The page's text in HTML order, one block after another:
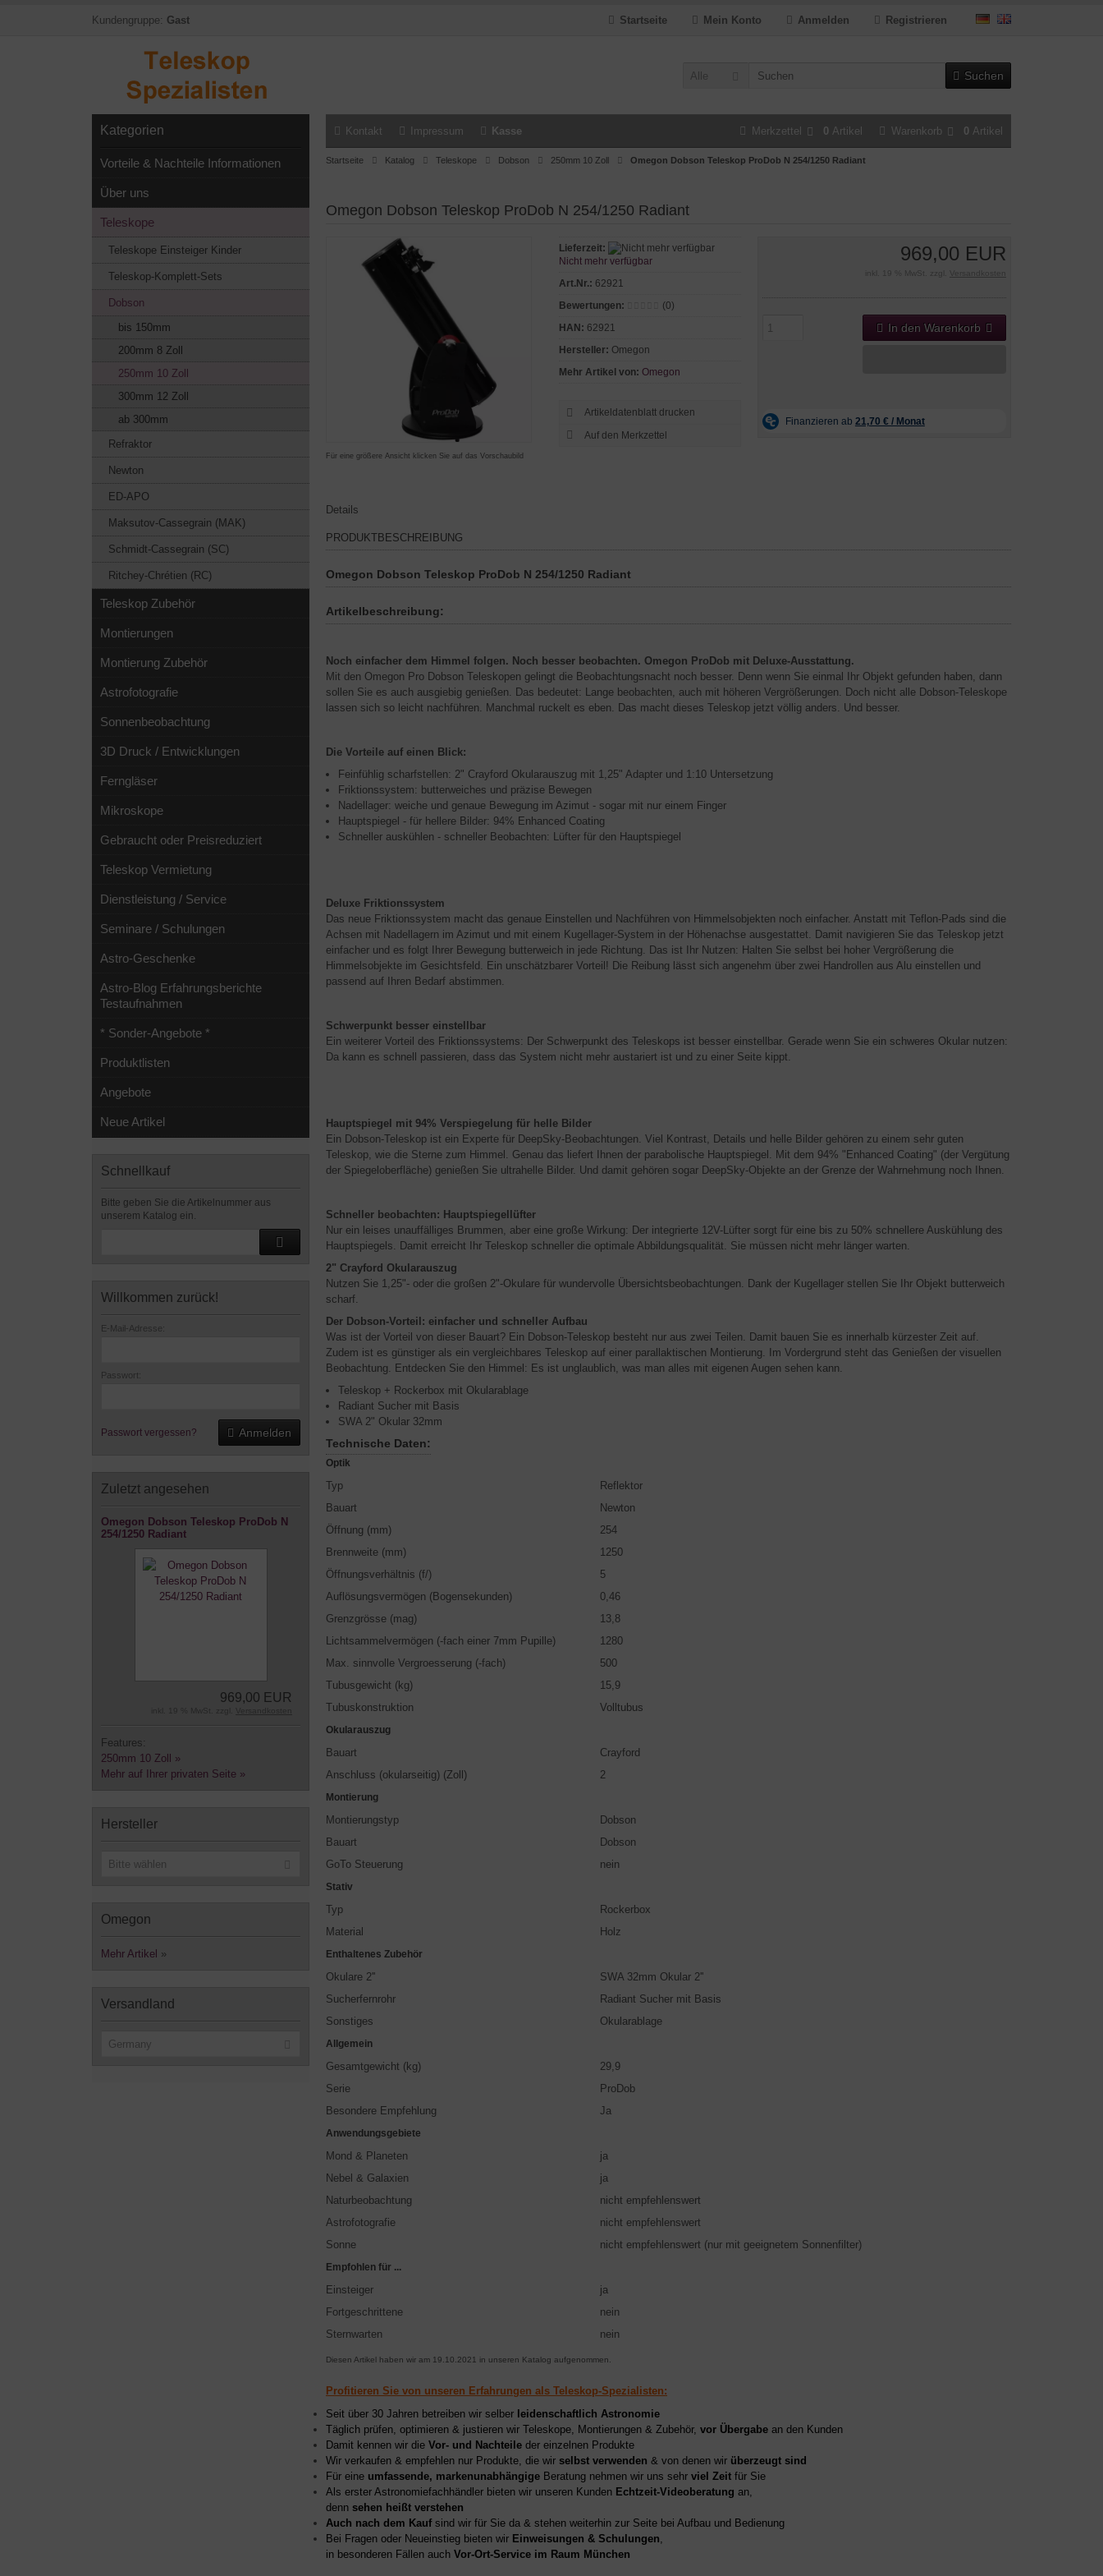
Kundengruppe: Gast Registrieren
Anmelden
Mein Konto
Startseite
Alle Suchen
Kontakt Impressum Kasse Warenkorb 0 Artikel
Merkzettel 0 Artikel
Startseite Katalog Teleskope Dobson 250mm 10 Zoll Omegon Dobson Teleskop ProDob N 254/1250 Radiant
Omegon Dobson Teleskop ProDob N 254/1250 Radiant
Für eine größere Ansicht klicken Sie auf das Vorschaubild
969,00 EUR
inkl. 19 % MwSt. zzgl. Versandkosten
In den Warenkorb
Lieferzeit:
Nicht mehr verfügbar
Art.Nr.: 62921
Bewertungen:
(0)
HAN: 62921
Hersteller: Omegon
Mehr Artikel von: Omegon
Artikeldatenblatt drucken
Details
PRODUKTBESCHREIBUNG
Omegon Dobson Teleskop ProDob N 254/1250 Radiant
Artikelbeschreibung:
Noch einfacher dem Himmel folgen. Noch besser beobachten. Omegon ProDob mit Deluxe-Ausstattung.
Mit den Omegon Pro Dobson Teleskopen gelingt die Beobachtungsnacht noch besser. Denn wenn Sie einmal Ihr Objekt gefunden haben, dann
sollen Sie es auch ausgiebig genießen. Das bedeutet: Lange beobachten, auch mit höheren Vergrößerungen. Doch nicht alle Dobson-Teleskope
lassen sich so leicht nachführen. Manchmal ruckelt es eben. Das macht dieses Teleskop jetzt völlig anders. Und besser.
Die Vorteile auf einen Blick:
Feinfühlig scharfstellen: 2" Crayford Okularauszug mit 1,25" Adapter und 1:10 Untersetzung
Friktionssystem: butterweiches und präzise Bewegen
Nadellager: weiche und genaue Bewegung im Azimut - sogar mit nur einem Finger
Hauptspiegel - für hellere Bilder: 94% Enhanced Coating
Schneller auskühlen - schneller Beobachten: Lüfter für den Hauptspiegel
Deluxe Friktionssystem
Das neue Friktionssystem macht das genaue Einstellen und Nachführen von Himmelsobjekten noch einfacher. Anstatt mit Teflon-Pads sind die
Achsen mit Nadellagern im Azimut und mit einem Kugellager-System in der Höhenachse ausgestattet. Damit navigieren Sie das Teleskop jetzt
einfacher und es folgt Ihrer Bewegung butterweich in jede Richtung. Das ist Ihr Nutzen: Halten Sie selbst bei hoher Vergrößerung die
Himmelsobjekte im Gesichtsfeld. Ein unschätzbarer Vorteil! Die Reibung lässt sich angenehm über zwei Handrollen aus Alu einstellen und
passend auf Ihren Bedarf abstimmen.
Schwerpunkt besser einstellbar
Ein weiterer Vorteil des Friktionssystems: Der Schwerpunkt des Teleskops ist besser einstellbar. Gerade wenn Sie ein schweres Okular nutzen:
Da kann es schnell passieren, dass das System nicht mehr austariert ist und zu einer Seite kippt.
Hauptspiegel mit 94% Verspiegelung für helle Bilder
Ein Dobson-Teleskop ist ein Experte für DeepSky-Beobachtungen. Viel Kontrast, Details und helle Bilder gehören zu einem sehr guten
Teleskop, wie die Sterne zum Himmel. Genau das liefert Ihnen der parabolische Hauptspiegel. Mit dem 94% "Enhanced Coating" (der Vergütung
der Spiegeloberfläche) genießen Sie ultrahelle Bilder. Und damit gehören sogar DeepSky-Objekte an der Grenze der Wahrnehmung noch Ihnen.
Schneller beobachten: Hauptspiegellüfter
Nur ein leises unauffälliges Brummen, aber eine große Wirkung: Der integrierte 12V-Lüfter sorgt für eine bis zu 50% schnellere Auskühlung des
Hauptspiegels. Damit erreicht Ihr Teleskop schneller die optimale Abbildungsqualität. Sie müssen nicht mehr länger warten.
2" Crayford Okularauszug
Nutzen Sie 1,25"- oder die großen 2"-Okulare für wundervolle Übersichtsbeobachtungen. Dank der Kugellager stellen Sie Ihr Objekt butterweich
scharf.
Der Dobson-Vorteil: einfacher und schneller Aufbau
Was ist der Vorteil von dieser Bauart? Ein Dobson-Teleskop besteht nur aus zwei Teilen. Damit bauen Sie es innerhalb kürzester Zeit auf.
Zudem ist es günstiger als ein vergleichbares Teleskop auf einer parallaktischen Montierung. Im Vordergrund steht das Genießen der visuellen
Beobachtung. Entdecken Sie den Himmel: Es ist unglaublich, was man alles mit eigenen Augen sehen kann.
Teleskop + Rockerbox mit Okularablage
Radiant Sucher mit Basis
SWA 2" Okular 32mm
Technische Daten:
Optik
Typ
Reflektor
Bauart
Newton
Öffnung (mm)
254
Brennweite (mm)
1250
Öffnungsverhältnis (f/)
5
Auflösungsvermögen (Bogensekunden)
0,46
Grenzgrösse (mag)
13,8
Lichtsammelvermögen (-fach einer 7mm Pupille)
1280
Max. sinnvolle Vergroesserung (-fach)
500
Tubusgewicht (kg)
15,9
Tubuskonstruktion
Volltubus
Okularauszug
Bauart
Crayford
Anschluss (okularseitig) (Zoll)
2
Montierung
Montierungstyp
Dobson
Bauart
Dobson
GoTo Steuerung
nein
Stativ
Typ
Rockerbox
Material
Holz
Enthaltenes Zubehör
Okulare 2''
SWA 32mm Okular 2''
Sucherfernrohr
Radiant Sucher mit Basis
Sonstiges
Okularablage
Allgemein
Gesamtgewicht (kg)
29,9
Serie
ProDob
Besondere Empfehlung
Ja
Anwendungsgebiete
Mond & Planeten
ja
Nebel & Galaxien
ja
Naturbeobachtung
nicht empfehlenswert
Astrofotografie
nicht empfehlenswert
Sonne
nicht empfehlenswert (nur mit geeignetem Sonnenfilter)
Empfohlen für ...
Einsteiger
ja
Fortgeschrittene
nein
Sternwarten
nein
Diesen Artikel haben wir am 19.10.2021 in unseren Katalog aufgenommen.
Profitieren Sie von unseren Erfahrungen als Teleskop-Spezialisten:
Seit über 30 Jahren betreiben wir selber leidenschaftlich Astronomie
Täglich prüfen, optimieren & justieren wir Teleskope, Montierungen & Zubehör, vor Übergabe an den Kunden
Damit kennen wir die Vor- und Nachteile der einzelnen Produkte
Wir verkaufen & empfehlen nur Produkte, die wir selbst verwenden & von denen wir überzeugt sind
Für eine umfassende, markenunabhängige Beratung nehmen wir uns sehr viel Zeit für Sie
Als erster Astronomiefachhändler bieten wir unseren Kunden Echtzeit-Videoberatung an,
denn sehen heißt verstehen
Auch nach dem Kaufsind wir für Sie da & stehen weiterhin zur Seite bei Aufbau und Bedienung
Bei Fragen oder Neueinstieg bieten wir Einweisungen & Schulungen
in besonderen Fällen auch Vor-Ort-Service im Raum München
Kategorien
Vorteile & Nachteile Informationen
Über uns
Teleskope
Teleskope Einsteiger Kinder
Teleskop-Komplett-Sets
Dobson
bis 150mm
200mm 8 Zoll
250mm 10 Zoll
300mm 12 Zoll
ab 300mm
Refraktor
Newton
ED-APO
Maksutov-Cassegrain (MAK)
Schmidt-Cassegrain (SC)
Ritchey-Chrétien (RC)
Teleskop Zubehör
Montierungen
Montierung Zubehör
Astrofotografie
Sonnenbeobachtung
3D Druck / Entwicklungen
Ferngläser
Mikroskope
Gebraucht oder Preisreduziert
Teleskop Vermietung
Dienstleistung / Service
Seminare / Schulungen
Astro-Geschenke
Astro-Blog Erfahrungsberichte
Testaufnahmen
* Sonder-Angebote *
Produktlisten
Angebote
Neue Artikel
Schnellkauf
Bitte geben Sie die Artikelnummer aus
unserem Katalog ein.
Willkommen zurück!
E-Mail-Adresse:
Passwort:
Passwort vergessen? Anmelden
Zuletzt angesehen
Omegon Dobson Teleskop ProDob N
254/1250 Radiant
969,00 EUR
inkl. 19 % MwSt. zzgl.
Features:
250mm 10 Zoll »
Mehr auf Ihrer privaten Seite »
Hersteller
Bitte wählen
Omegon
Mehr Artikel »
Versandland
Germany